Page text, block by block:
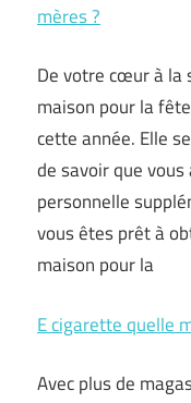
mères ?
De votre cœur à la
maison pour la
cette année. Elle
de savoir que
personnelle
vous êtes prêt à
maison pour la
E cigarette quelle
Avec plus de